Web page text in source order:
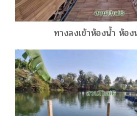
ทางลงเข้าห้องน้ำ ห้อ